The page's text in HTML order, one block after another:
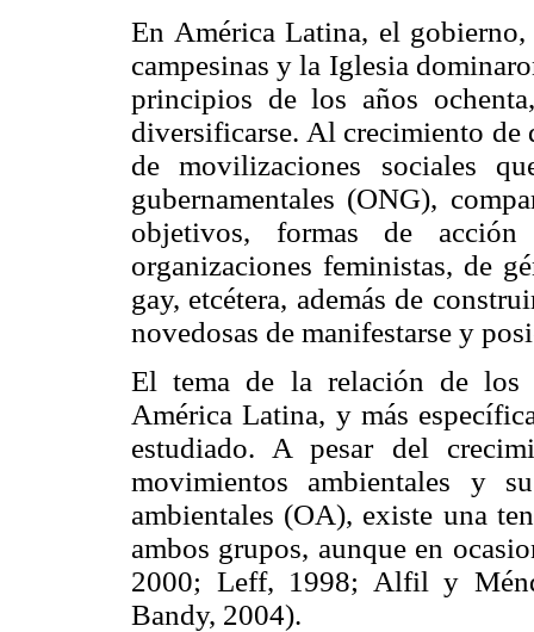
En América Latina, el
campesinas y la Iglesia
principios de los años
diversificarse. Al crecimiento de
de movilizaciones sociales
gubernamentales (ONG),
objetivos, formas de
organizaciones feministas, de
gay, etcétera, además de
novedosas de manifestarse y
El tema de la relación de los
América Latina, y más
estudiado. A pesar del
movimientos ambientales y
ambientales (OA), existe una
ambos grupos, aunque en
2000; Leff, 1998; Alfil y
Bandy, 2004).